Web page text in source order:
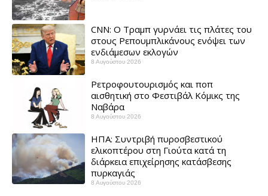
CNN: Ο Τραμπ γυρνάει τις πλάτες του
στους Ρεπουμπλικάνους ενόψει των
ενδιάμεσων εκλογών ​
8 Αυγούστου 2026
Ρετροφουτουρισμός και ποπ
αισθητική στο Φεστιβάλ Κόμικς της
Ναβάρα ​
8 Αυγούστου 2026
ΗΠΑ: Συντριβή πυροσβεστικού
ελικοπτέρου στη Γιούτα κατά τη
διάρκεια επιχείρησης κατάσβεσης
πυρκαγιάς ​
8 Αυγούστου 2026